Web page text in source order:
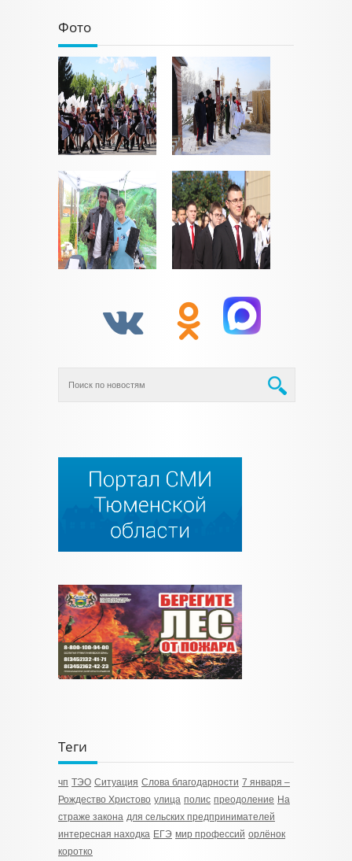
Фото
Теги
чп ТЭО Ситуация Слова благодарности 7 января –
Рождество Христово улица полис преодоление На
страже закона для сельских предпринимателей
интересная находка ЕГЭ мир профессий орлёнок
коротко